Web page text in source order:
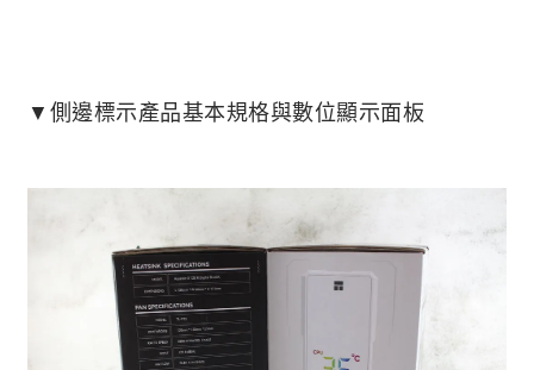
▼側邊標示產品基本規格與數位顯示面板